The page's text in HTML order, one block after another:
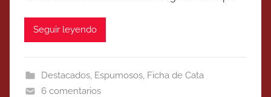
Seguir leyendo
Destacados, Espumosos, Ficha de Cata
6 comentarios